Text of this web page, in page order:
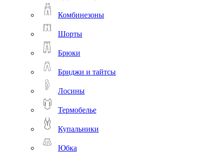
Комбинезоны
Шорты
Брюки
Бриджи и тайтсы
Лосины
Термобелье
Купальники
Юбка